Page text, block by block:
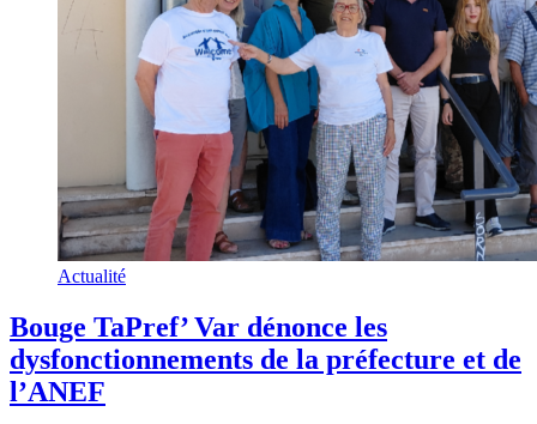
Actualité
Bouge TaPref’ Var dénonce les
dysfonctionnements de la préfecture et de
l’ANEF